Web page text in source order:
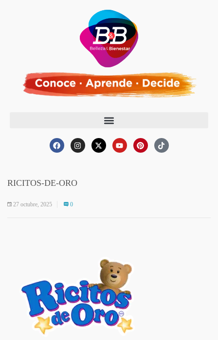
RICITOS-DE-ORO
27 octubre, 2025 0